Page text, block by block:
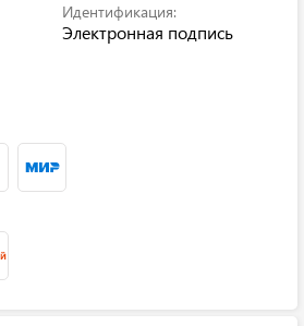
Идентификация:
Электронная подпись